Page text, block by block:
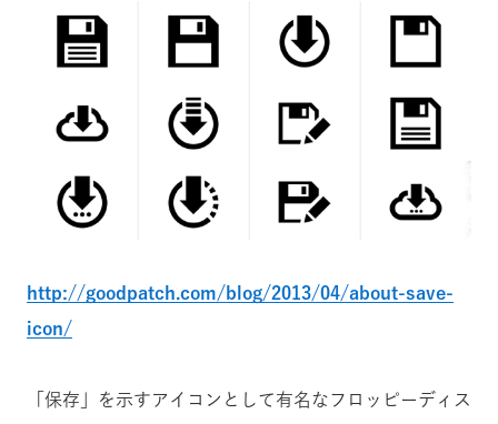
http://goodpatch.com/blog/2013/04/about-save-
icon/
「保存」を示すアイコンとして有名なフロッピーディス